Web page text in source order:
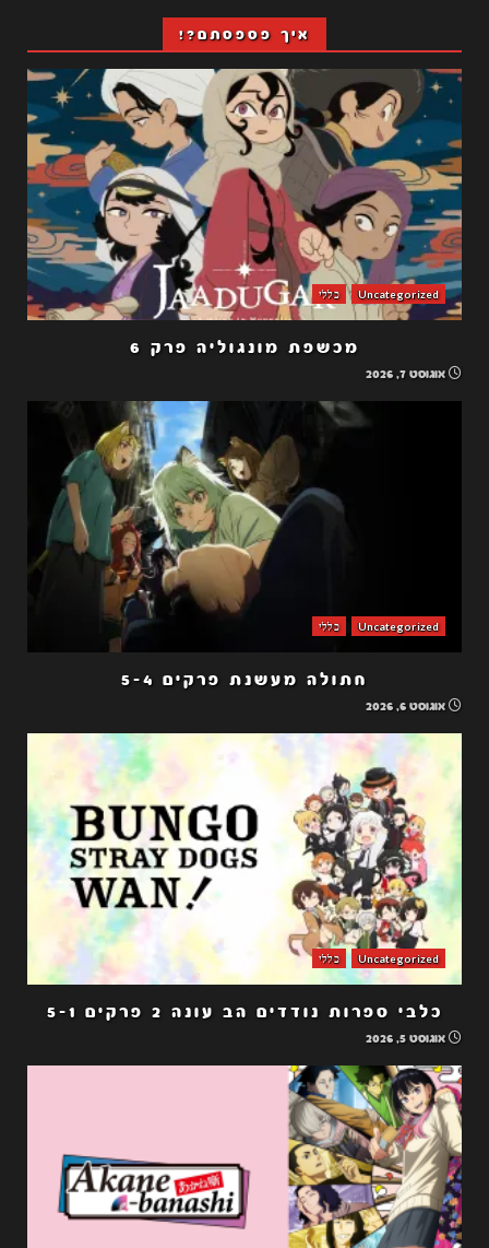
איך פספסתם?!
Uncategorized כללי
מכשפת מונגוליה פרק 6
אוגוסט 7, 2026
Uncategorized כללי
חתולה מעשנת פרקים 5-4
אוגוסט 6, 2026
Uncategorized כללי
כלבי ספרות נודדים הב עונה 2 פרקים 5-1
אוגוסט 5, 2026